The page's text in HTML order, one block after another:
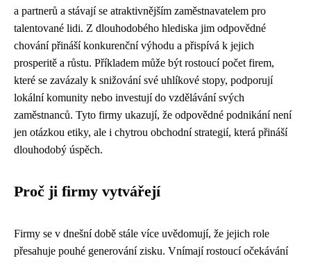
a partnerů a stávají se atraktivnějším zaměstnavatelem pro
talentované lidi. Z dlouhodobého hlediska jim odpovědné
chování přináší konkurenční výhodu a přispívá k jejich
prosperitě a růstu. Příkladem může být rostoucí počet firem,
které se zavázaly k snižování své uhlíkové stopy, podporují
lokální komunity nebo investují do vzdělávání svých
zaměstnanců. Tyto firmy ukazují, že odpovědné podnikání není
jen otázkou etiky, ale i chytrou obchodní strategií, která přináší
dlouhodobý úspěch.
Proč ji firmy vytvářejí
Firmy se v dnešní době stále více uvědomují, že jejich role
přesahuje pouhé generování zisku. Vnímají rostoucí očekávání